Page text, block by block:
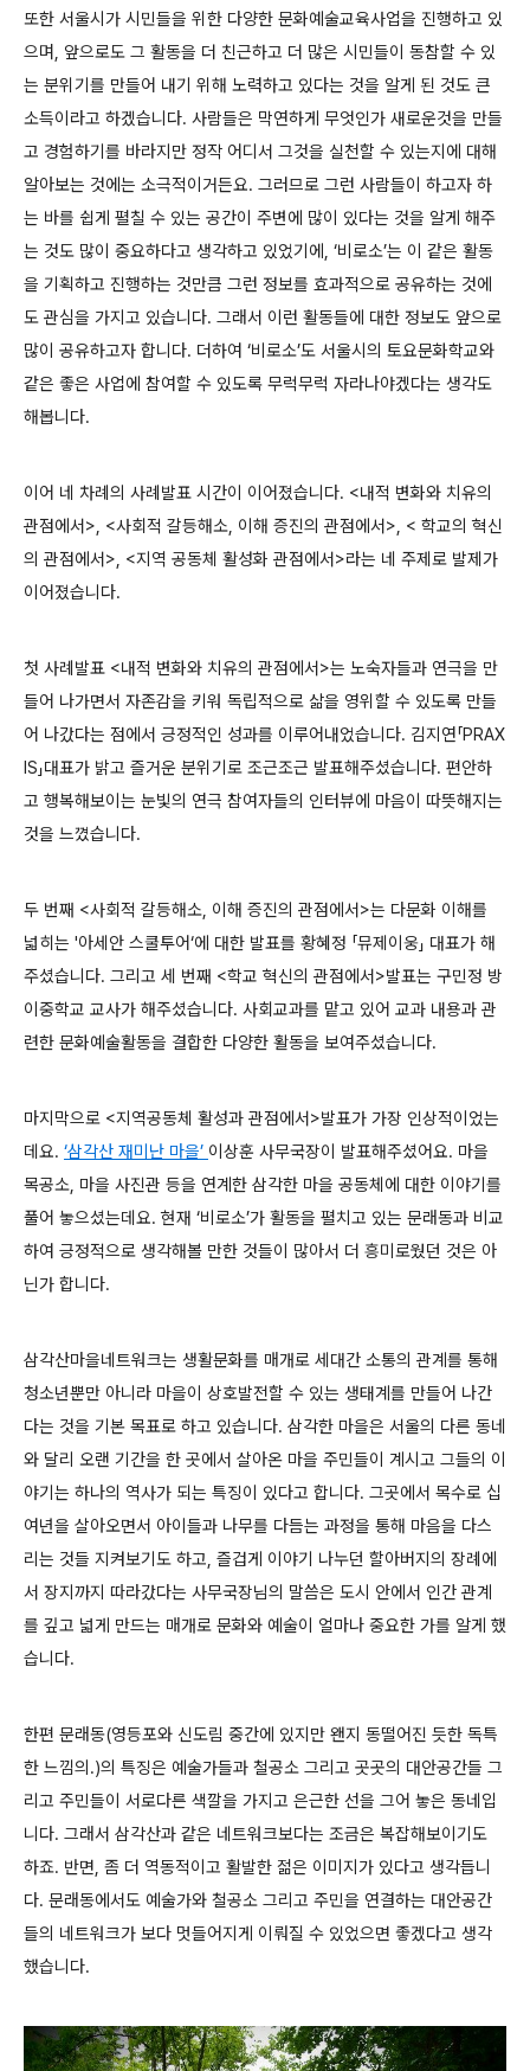
또한 서울시가 시민들을 위한 다양한 문화예술교육사업을 진행하고 있
으며, 앞으로도 그 활동을 더 친근하고 더 많은 시민들이 동참할 수 있
는 분위기를 만들어 내기 위해 노력하고 있다는 것을 알게 된 것도 큰
소득이라고 하겠습니다. 사람들은 막연하게 무엇인가 새로운것을 만들
고 경험하기를 바라지만 정작 어디서 그것을 실천할 수 있는지에 대해
알아보는 것에는 소극적이거든요. 그러므로 그런 사람들이 하고자 하
는 바를 쉽게 펼칠 수 있는 공간이 주변에 많이 있다는 것을 알게 해주
는 것도 많이 중요하다고 생각하고 있었기에, ‘비로소’는 이 같은 활동
을 기획하고 진행하는 것만큼 그런 정보를 효과적으로 공유하는 것에
도 관심을 가지고 있습니다. 그래서 이런 활동들에 대한 정보도 앞으로
많이 공유하고자 합니다. 더하여 ‘비로소’도 서울시의 토요문화학교와
같은 좋은 사업에 참여할 수 있도록 무럭무럭 자라나야겠다는 생각도
해봅니다.
이어 네 차례의 사례발표 시간이 이어졌습니다. <내적 변화와 치유의
관점에서>, <사회적 갈등해소, 이해 증진의 관점에서>, < 학교의 혁신
의 관점에서>, <지역 공동체 활성화 관점에서>라는 네 주제로 발제가
이어졌습니다.
첫 사례발표 <내적 변화와 치유의 관점에서>는 노숙자들과 연극을 만
들어 나가면서 자존감을 키워 독립적으로 삶을 영위할 수 있도록 만들
어 나갔다는 점에서 긍정적인 성과를 이루어내었습니다. 김지연「PRAX
IS」대표가 밝고 즐거운 분위기로 조근조근 발표해주셨습니다. 편안하
고 행복해보이는 눈빛의 연극 참여자들의 인터뷰에 마음이 따뜻해지는
것을 느꼈습니다.
두 번째 <사회적 갈등해소, 이해 증진의 관점에서>는 다문화 이해를
넓히는 '아세안 스쿨투어‘에 대한 발표를 황혜정 「뮤제이웅」 대표가 해
주셨습니다. 그리고 세 번째 <학교 혁신의 관점에서>발표는 구민정 방
이중학교 교사가 해주셨습니다. 사회교과를 맡고 있어 교과 내용과 관
련한 문화예술활동을 결합한 다양한 활동을 보여주셨습니다.
마지막으로 <지역공동체 활성과 관점에서>발표가 가장 인상적이었는
데요. ‘삼각산 재미난 마을’ 이상훈 사무국장이 발표해주셨어요. 마을
목공소, 마을 사진관 등을 연계한 삼각한 마을 공동체에 대한 이야기를
풀어 놓으셨는데요. 현재 ‘비로소’가 활동을 펼치고 있는 문래동과 비교
하여 긍정적으로 생각해볼 만한 것들이 많아서 더 흥미로웠던 것은 아
닌가 합니다.
삼각산마을네트워크는 생활문화를 매개로 세대간 소통의 관계를 통해
청소년뿐만 아니라 마을이 상호발전할 수 있는 생태계를 만들어 나간
다는 것을 기본 목표로 하고 있습니다. 삼각한 마을은 서울의 다른 동네
와 달리 오랜 기간을 한 곳에서 살아온 마을 주민들이 계시고 그들의 이
야기는 하나의 역사가 되는 특징이 있다고 합니다. 그곳에서 목수로 십
여년을 살아오면서 아이들과 나무를 다듬는 과정을 통해 마음을 다스
리는 것들 지켜보기도 하고, 즐겁게 이야기 나누던 할아버지의 장례에
서 장지까지 따라갔다는 사무국장님의 말씀은 도시 안에서 인간 관계
를 깊고 넓게 만드는 매개로 문화와 예술이 얼마나 중요한 가를 알게 했
습니다.
한편 문래동(영등포와 신도림 중간에 있지만 왠지 동떨어진 듯한 독특
한 느낌의.)의 특징은 예술가들과 철공소 그리고 곳곳의 대안공간들 그
리고 주민들이 서로다른 색깔을 가지고 은근한 선을 그어 놓은 동네입
니다. 그래서 삼각산과 같은 네트워크보다는 조금은 복잡해보이기도
하죠. 반면, 좀 더 역동적이고 활발한 젊은 이미지가 있다고 생각듭니
다. 문래동에서도 예술가와 철공소 그리고 주민을 연결하는 대안공간
들의 네트워크가 보다 멋들어지게 이뤄질 수 있었으면 좋겠다고 생각
했습니다.